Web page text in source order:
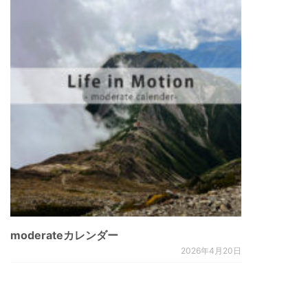
moderateカレンダー
2026年4月20日